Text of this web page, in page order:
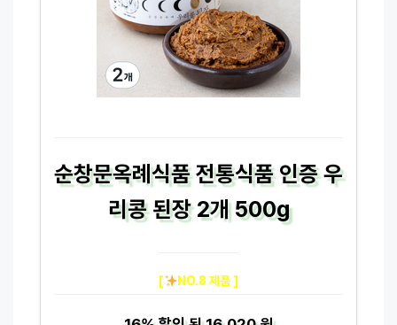
순창문옥례식품 전통식품 인증 우
리콩 된장 2개 500g
[ NO.8 제품 ]